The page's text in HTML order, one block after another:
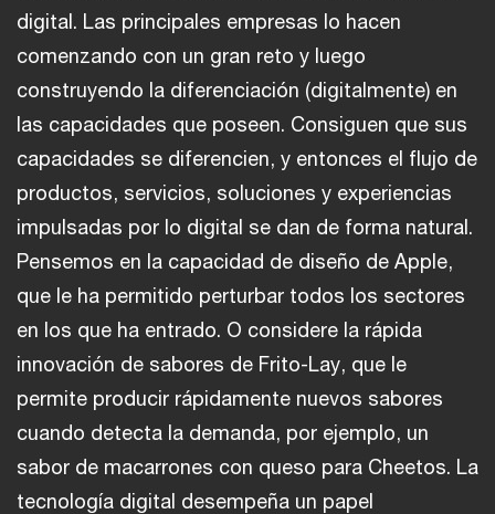
digital. Las principales empresas lo hacen
comenzando con un gran reto y luego
construyendo la diferenciación (digitalmente) en
las capacidades que poseen. Consiguen que sus
capacidades se diferencien, y entonces el flujo de
productos, servicios, soluciones y experiencias
impulsadas por lo digital se dan de forma natural.
Pensemos en la capacidad de diseño de Apple,
que le ha permitido perturbar todos los sectores
en los que ha entrado. O considere la rápida
innovación de sabores de Frito-Lay, que le
permite producir rápidamente nuevos sabores
cuando detecta la demanda, por ejemplo, un
sabor de macarrones con queso para Cheetos. La
tecnología digital desempeña un papel